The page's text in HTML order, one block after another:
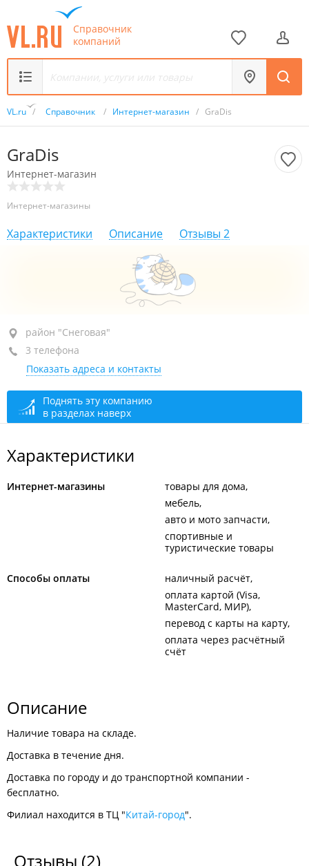
Справочник
компаний
VL.ru / Справочник / Интернет-магазин / GraDis
GraDis
Интернет-магазин
Интернет-магазины
Характеристики Описание Отзывы 2
район "Снеговая", ул. Выселковая, 39
ТЦ "Китай-город", пав. 265а
+7 924 232-23-60
+7 924 131-98-40
+7 953 226-45-34
район "Снеговая"
3 телефона
Показать адреса и контакты
Поднять эту компанию
в разделах наверх
Характеристики
Интернет-магазины
товары для дома
мебель
авто и мото запчасти
спортивные и
туристические товары
Способы оплаты
наличный расчёт
оплата картой (Visa,
MasterCard, МИР)
перевод с карты на карту
оплата через расчётный
счёт
Описание
Наличие товара на складе.
Доставка в течение дня.
Доставка по городу и до транспортной компании -
бесплатно.
Филиал находится в ТЦ "Китай-город".
Отзывы (2)